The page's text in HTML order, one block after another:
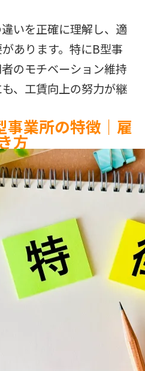
いを正確に理解し、適
あります。特にB型事
のモチベーション維持
、工賃向上の努力が継
事業所の特徴｜雇
方